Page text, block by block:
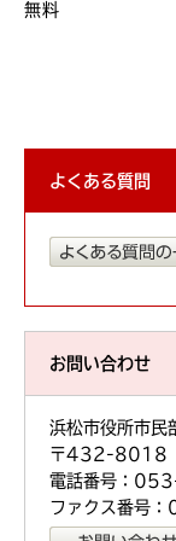
無料
よくある質問
お問い合わせ
浜松市役所市民
〒432-8018
電話番号：
ファクス番